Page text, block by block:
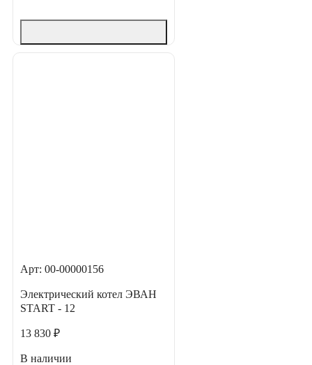
Арт: 00-00000156
Электрический котел ЭВАН
START - 12
13 830 ₽
В наличии